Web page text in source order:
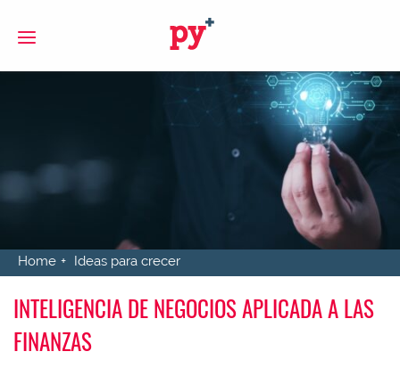
Home Ideas para crecer
INTELIGENCIA DE NEGOCIOS APLICADA A LAS
FINANZAS